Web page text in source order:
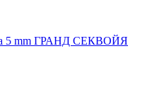
5 mm ГРАНД СЕКВОЙЯ